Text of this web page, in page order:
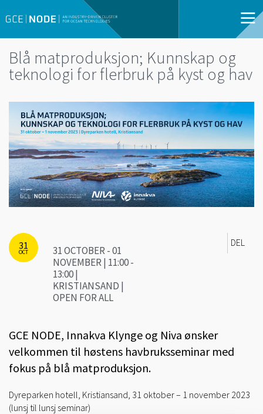
Blå matproduksjon; Kunnskap og
teknologi for flerbruk på kyst og hav
31
OCT
31 OCTOBER - 01
NOVEMBER | 11:00 -
13:00 |
KRISTIANSAND |
OPEN FOR ALL
DEL
GCE NODE, Innakva Klynge og Niva ønsker
velkommen til høstens havbruksseminar med
fokus på blå matproduksjon.
Dyreparken hotell, Kristiansand, 31 oktober – 1 november 2023
(lunsj til lunsj seminar)